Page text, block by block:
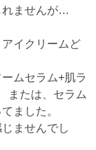
れませんが…
イクリームど
ムセラム+肌ラ
または、セラム
ました。
ませんでし